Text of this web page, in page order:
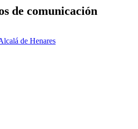
de comunicación
de Henares